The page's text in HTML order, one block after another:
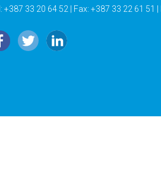
33 20 64 52 | Fax: +387 33 22 61 51 |